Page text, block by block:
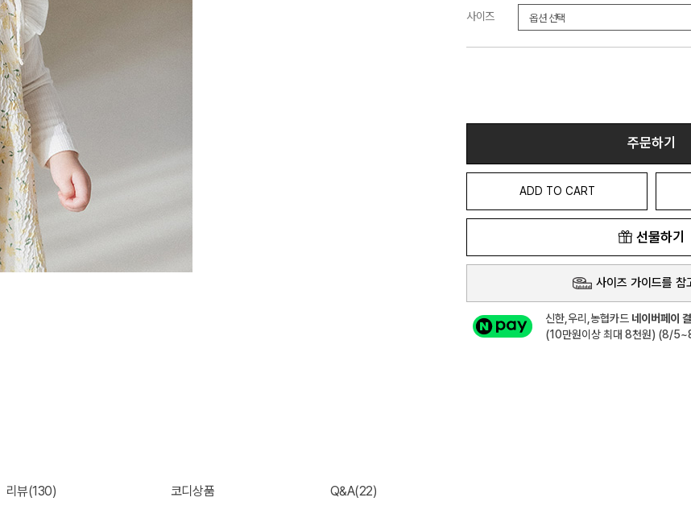
사이즈
주문하기
ADD TO CART
선물하기
사이즈 가이드를 참
신한,우리,농협카드 네이버페이
(10만원이상 최대 8천원) (8/
리뷰(130) 코디상품 Q&A(22)